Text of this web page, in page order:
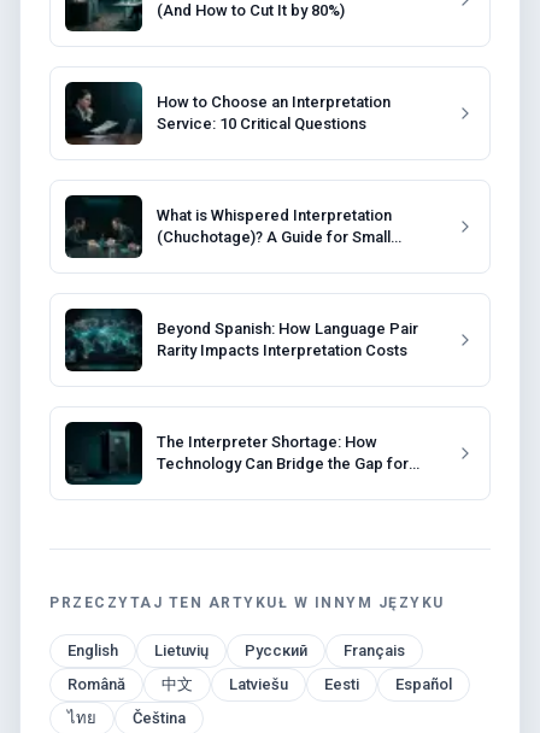
(And How to Cut It by 80%)
How to Choose an Interpretation
Service: 10 Critical Questions
What is Whispered Interpretation
(Chuchotage)? A Guide for Small
Beyond Spanish: How Language Pair
Rarity Impacts Interpretation Costs
The Interpreter Shortage: How
Technology Can Bridge the Gap for
PRZECZYTAJ TEN ARTYKUŁ W INNYM JĘZYKU
English Lietuvių Русский
Français
Română
中文 Latviešu Eesti
Español
ไทย
Čeština